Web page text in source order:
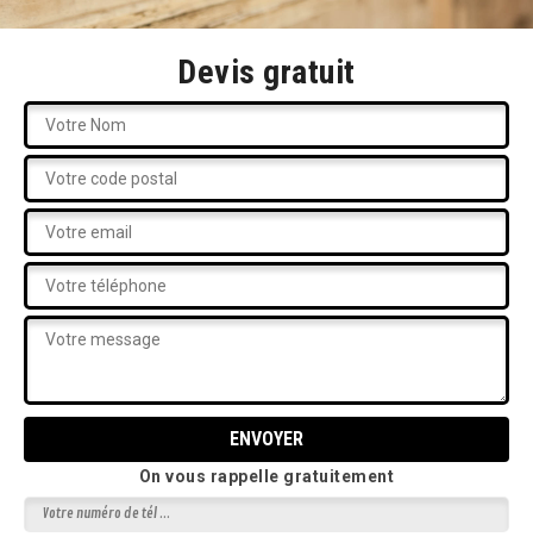
Devis gratuit
On vous rappelle gratuitement